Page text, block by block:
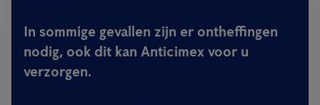
In sommige gevallen zijn er ontheffingen
nodig, ook dit kan Anticimex voor u
verzorgen.